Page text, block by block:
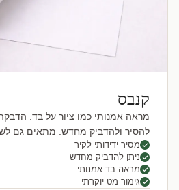
קנבס
מראה אמנותי כמו ציור על בד.
להסיר ולהדביק מחדש. מתאים גם
מסיר ידידותי לקיר
ניתן להדביק מחדש
מראה בד אמנותי
גימור מט יוקרתי